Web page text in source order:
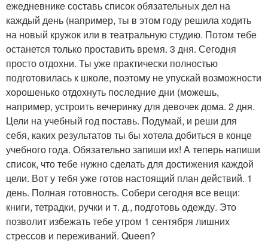
ежедневнике составь список обязательных дел на
каждый день (например, ты в этом году решила ходить
на новый кружок или в театральную студию. Потом тебе
останется только проставить время. 3 дня. Сегодня
просто отдохни. Ты уже практически полностью
подготовилась к школе, поэтому не упускай возможности
хорошенько отдохнуть последние дни (можешь,
например, устроить вечеринку для девочек дома. 2 дня.
Цели на учебный год поставь. Подумай, и реши для
себя, каких результатов ты бы хотела добиться в конце
учебного года. Обязательно запиши их! А теперь напиши
список, что тебе нужно сделать для достижения каждой
цели. Вот у тебя уже готов настоящий план действий. 1
день. Полная готовность. Собери сегодня все вещи:
книги, тетрадки, ручки и т. д., подготовь одежду. Это
позволит избежать тебе утром 1 сентября лишних
стрессов и переживаний. Queen?